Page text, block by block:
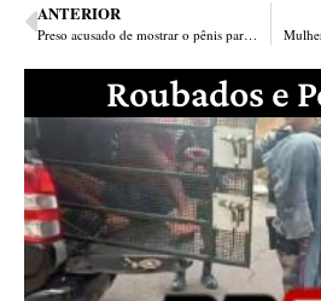
ANTERIOR
Preso acusado de mostrar o pênis para mulher em padaria na zona Leste
Roubados e